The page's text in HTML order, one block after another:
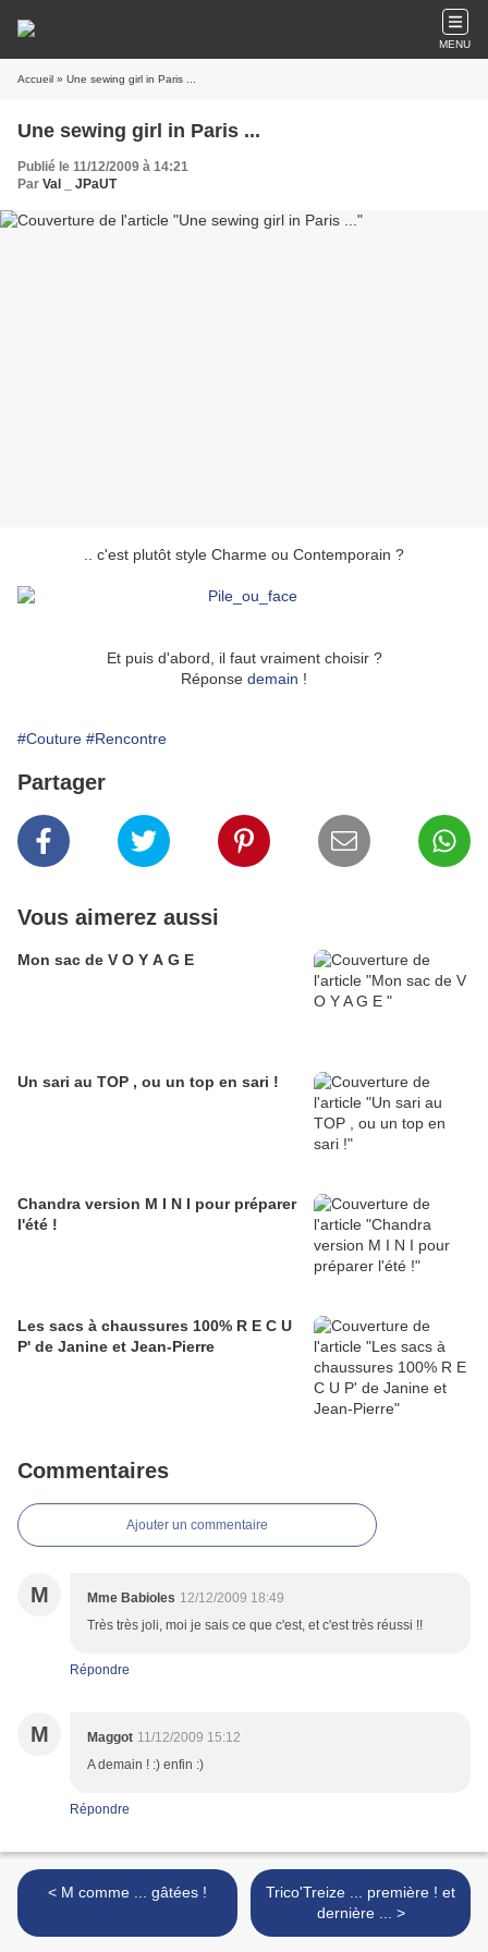
MENU
Accueil » Une sewing girl in Paris ...
Une sewing girl in Paris ...
Publié le 11/12/2009 à 14:21
Par Val _ JPaUT
.. c'est plutôt style Charme ou Contemporain ?
Et puis d'abord, il faut vraiment choisir ?
Réponse demain !
#Couture #Rencontre
Partager
Vous aimerez aussi
Mon sac de V O Y A G E
Un sari au TOP , ou un top en sari !
Chandra version M I N I pour préparer
l'été !
Les sacs à chaussures 100% R E C U
P' de Janine et Jean-Pierre
Commentaires
Ajouter un commentaire
M Mme Babioles 12/12/2009 18:49
Très très joli, moi je sais ce que c'est, et c'est très réussi !!
Répondre
M Maggot 11/12/2009 15:12
A demain ! :) enfin :)
Répondre
< M comme ... gâtées !
Trico'Treize ... première ! et
dernière ... >